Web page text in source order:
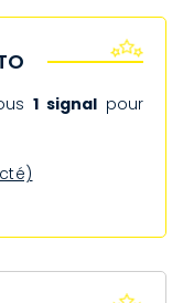
1 signal pour